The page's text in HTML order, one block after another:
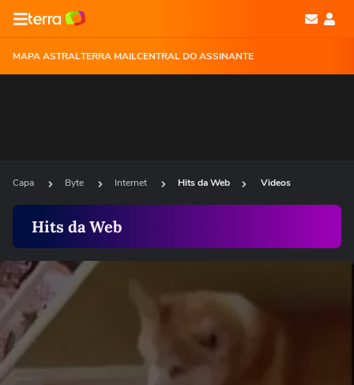
MAPA ASTRALTERRA MAILCENTRAL DO ASSINANTE
Capa Byte Internet Hits da Web Videos
Hits da Web